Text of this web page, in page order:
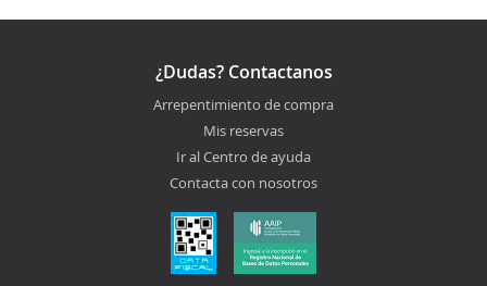
¿Dudas? Contactanos
Arrepentimiento de compra
Mis reservas
Ir al Centro de ayuda
Contacta con nosotros